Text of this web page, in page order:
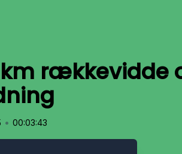
rækkevidde
• 00:03:43